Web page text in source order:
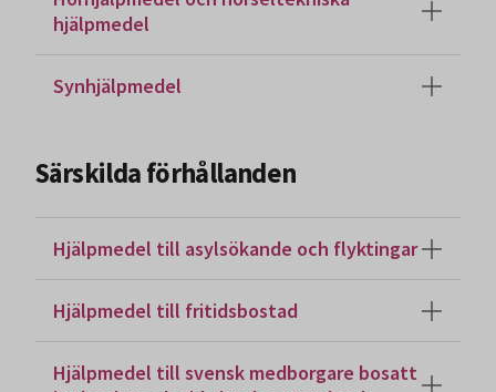
hjälpmedel
Synhjälpmedel
Särskilda förhållanden
Hjälpmedel till asylsökande och flyktingar
Hjälpmedel till fritidsbostad
Hjälpmedel till svensk medborgare bosatt